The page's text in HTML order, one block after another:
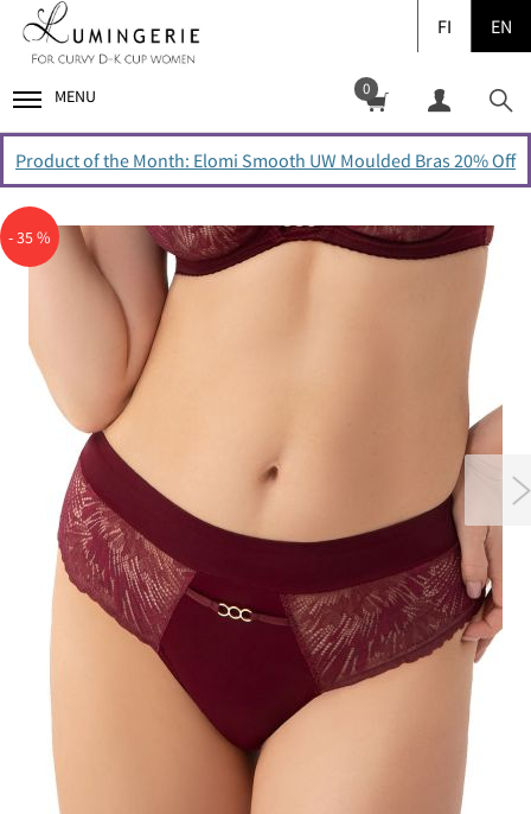
FI EN
MENU 0
Product of the Month: Elomi Smooth UW Moulded Bras 20% Off
- 35 %